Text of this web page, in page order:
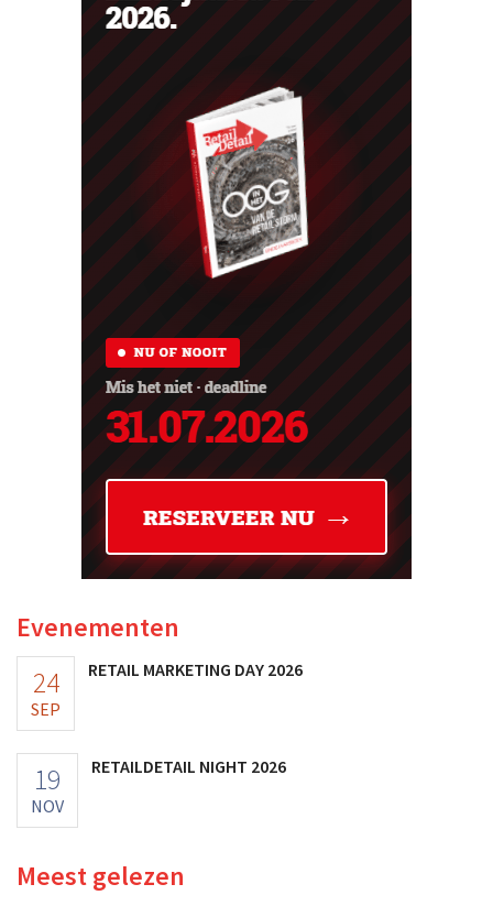
Evenementen
24
SEP
RETAIL MARKETING DAY 2026
19
NOV
RETAILDETAIL NIGHT 2026
Meest gelezen